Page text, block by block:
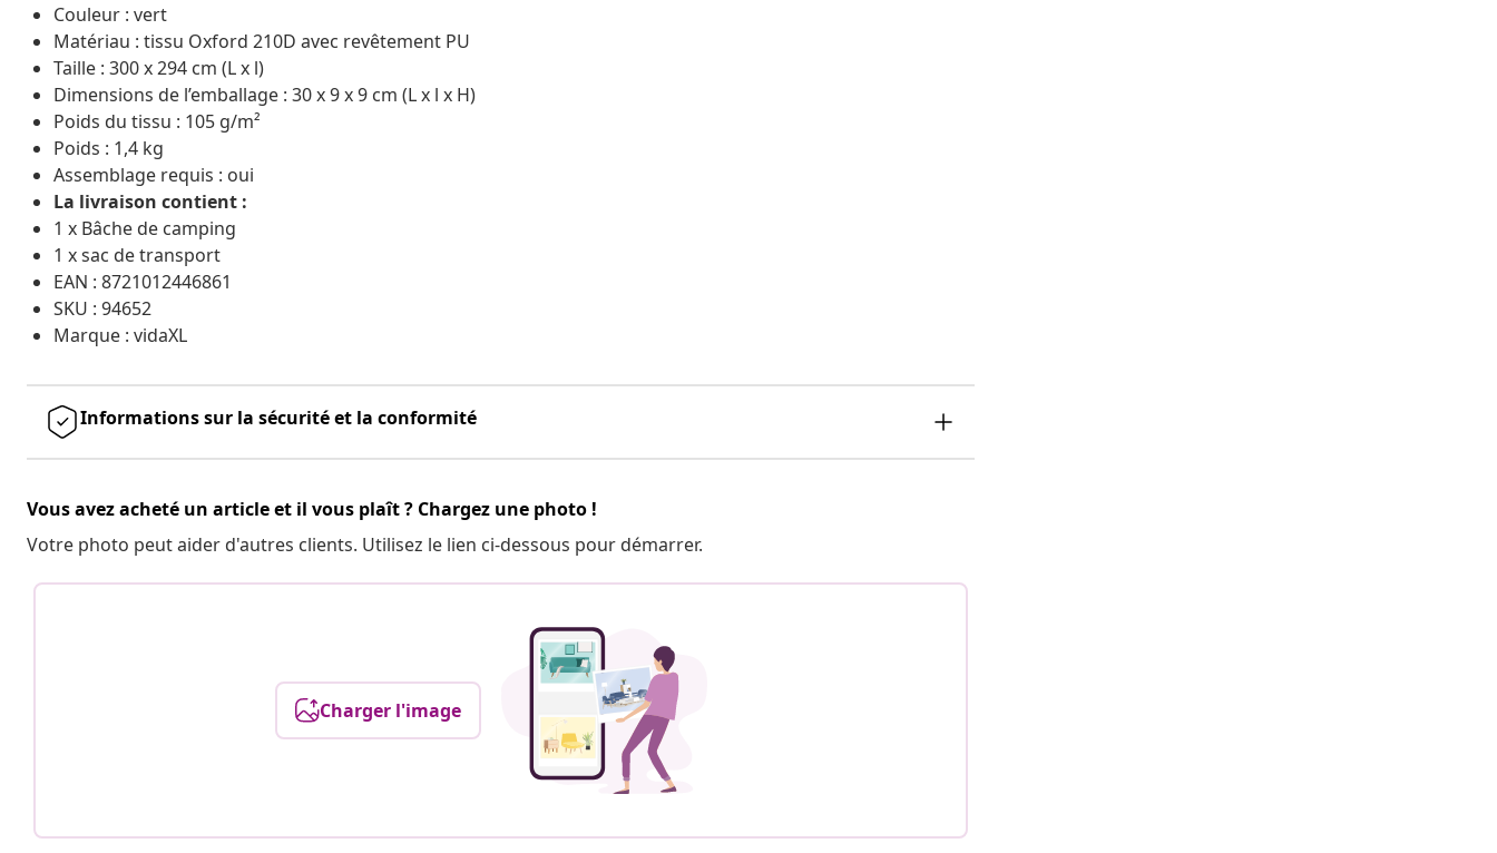
Couleur : vert
Matériau : tissu Oxford 210D avec revêtement PU
Taille : 300 x 294 cm (L x l)
Dimensions de l’emballage : 30 x 9 x 9 cm (L x l x H)
Poids du tissu : 105 g/m²
Poids : 1,4 kg
Assemblage requis : oui
La livraison contient :
1 x Bâche de camping
1 x sac de transport
EAN : 8721012446861
SKU : 94652
Marque : vidaXL
Informations sur la sécurité et la conformité
Vous avez acheté un article et il vous plaît ? Chargez une photo !
Votre photo peut aider d'autres clients. Utilisez le lien ci-dessous pour démarrer.
Charger l'image